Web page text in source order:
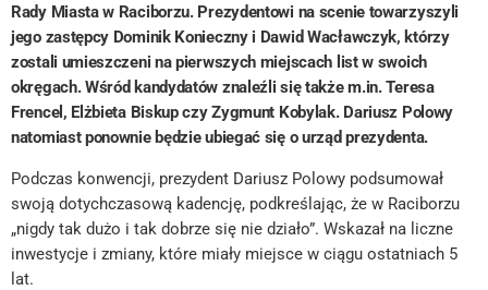
Rady Miasta w Raciborzu. Prezydentowi na scenie towarzyszyli
jego zastępcy Dominik Konieczny i Dawid Wacławczyk, którzy
zostali umieszczeni na pierwszych miejscach list w swoich
okręgach. Wśród kandydatów znaleźli się także m.in. Teresa
Frencel, Elżbieta Biskup czy Zygmunt Kobylak. Dariusz Polowy
natomiast ponownie będzie ubiegać się o urząd prezydenta.
Podczas konwencji, prezydent Dariusz Polowy podsumował
swoją dotychczasową kadencję, podkreślając, że w Raciborzu
„nigdy tak dużo i tak dobrze się nie działo”. Wskazał na liczne
inwestycje i zmiany, które miały miejsce w ciągu ostatniach 5
lat.